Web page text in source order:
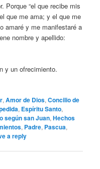
Porque “el que recibe mis
que me ama; y el que me
amaré y me manifestaré a
nombre y apellido:
y un ofrecimiento.
,Amor de Dios,Concilio de
, Espíritu Santo,
según san Juan,Hechos
, Padre, Pascua,
a reply